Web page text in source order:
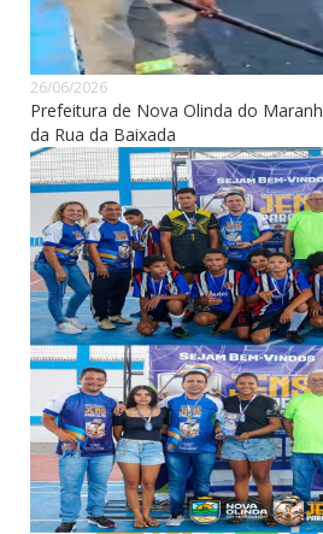
26/06/2026
Prefeitura de Nova Olinda do
da Rua da Baixada